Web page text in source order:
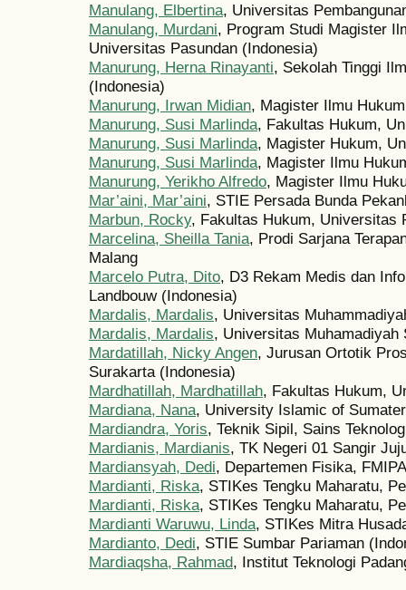
Manulang, Elbertina, Universitas
Manulang, Murdani, Program Studi Magister
Universitas Pasundan (Indonesia)
Manurung, Herna Rinayanti, Sekolah Tinggi
(Indonesia)
Manurung, Irwan Midian, Magister Ilmu
Manurung, Susi Marlinda, Fakultas Hukum,
Manurung, Susi Marlinda, Magister Hukum,
Manurung, Susi Marlinda, Magister Ilmu
Manurung, Yerikho Alfredo, Magister Ilmu
Mar’aini, Mar’aini, STIE Persada Bunda
Marbun, Rocky, Fakultas Hukum, Universitas
Marcelina, Sheilla Tania, Prodi Sarjana
Malang
Marcelo Putra, Dito, D3 Rekam Medis dan
Landbouw (Indonesia)
Mardalis, Mardalis, Universitas
Mardalis, Mardalis, Universitas Muhamadiyah
Mardatillah, Nicky Angen, Jurusan Ortotik
Surakarta (Indonesia)
Mardhatillah, Mardhatillah, Fakultas Hukum,
Mardiana, Nana, University Islamic of
Mardiandra, Yoris, Teknik Sipil, Sains
Mardianis, Mardianis, TK Negeri 01 Sangir
Mardiansyah, Dedi, Departemen Fisika,
Mardianti, Riska, STIKes Tengku Maharatu,
Mardianti, Riska, STIKes Tengku Maharatu,
Mardianti Waruwu, Linda, STIKes Mitra
Mardianto, Dedi, STIE Sumbar Pariaman
Mardiaqsha, Rahmad, Institut Teknologi